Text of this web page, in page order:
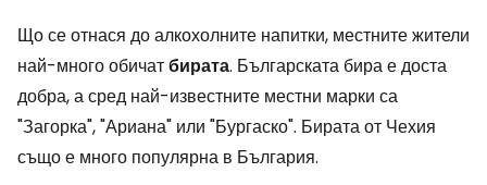
Що се отнася до алкохолните напитки, местните жители
най-много обичатбирата. Българската бира е доста
добра, а сред най-известните местни марки са
"Загорка", "Ариана" или "Бургаско". Бирата от Чехия
също е много популярна в България.